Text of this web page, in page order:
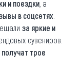
и поездки , а
в соцсетях
за яркие и
сувениров.
трое